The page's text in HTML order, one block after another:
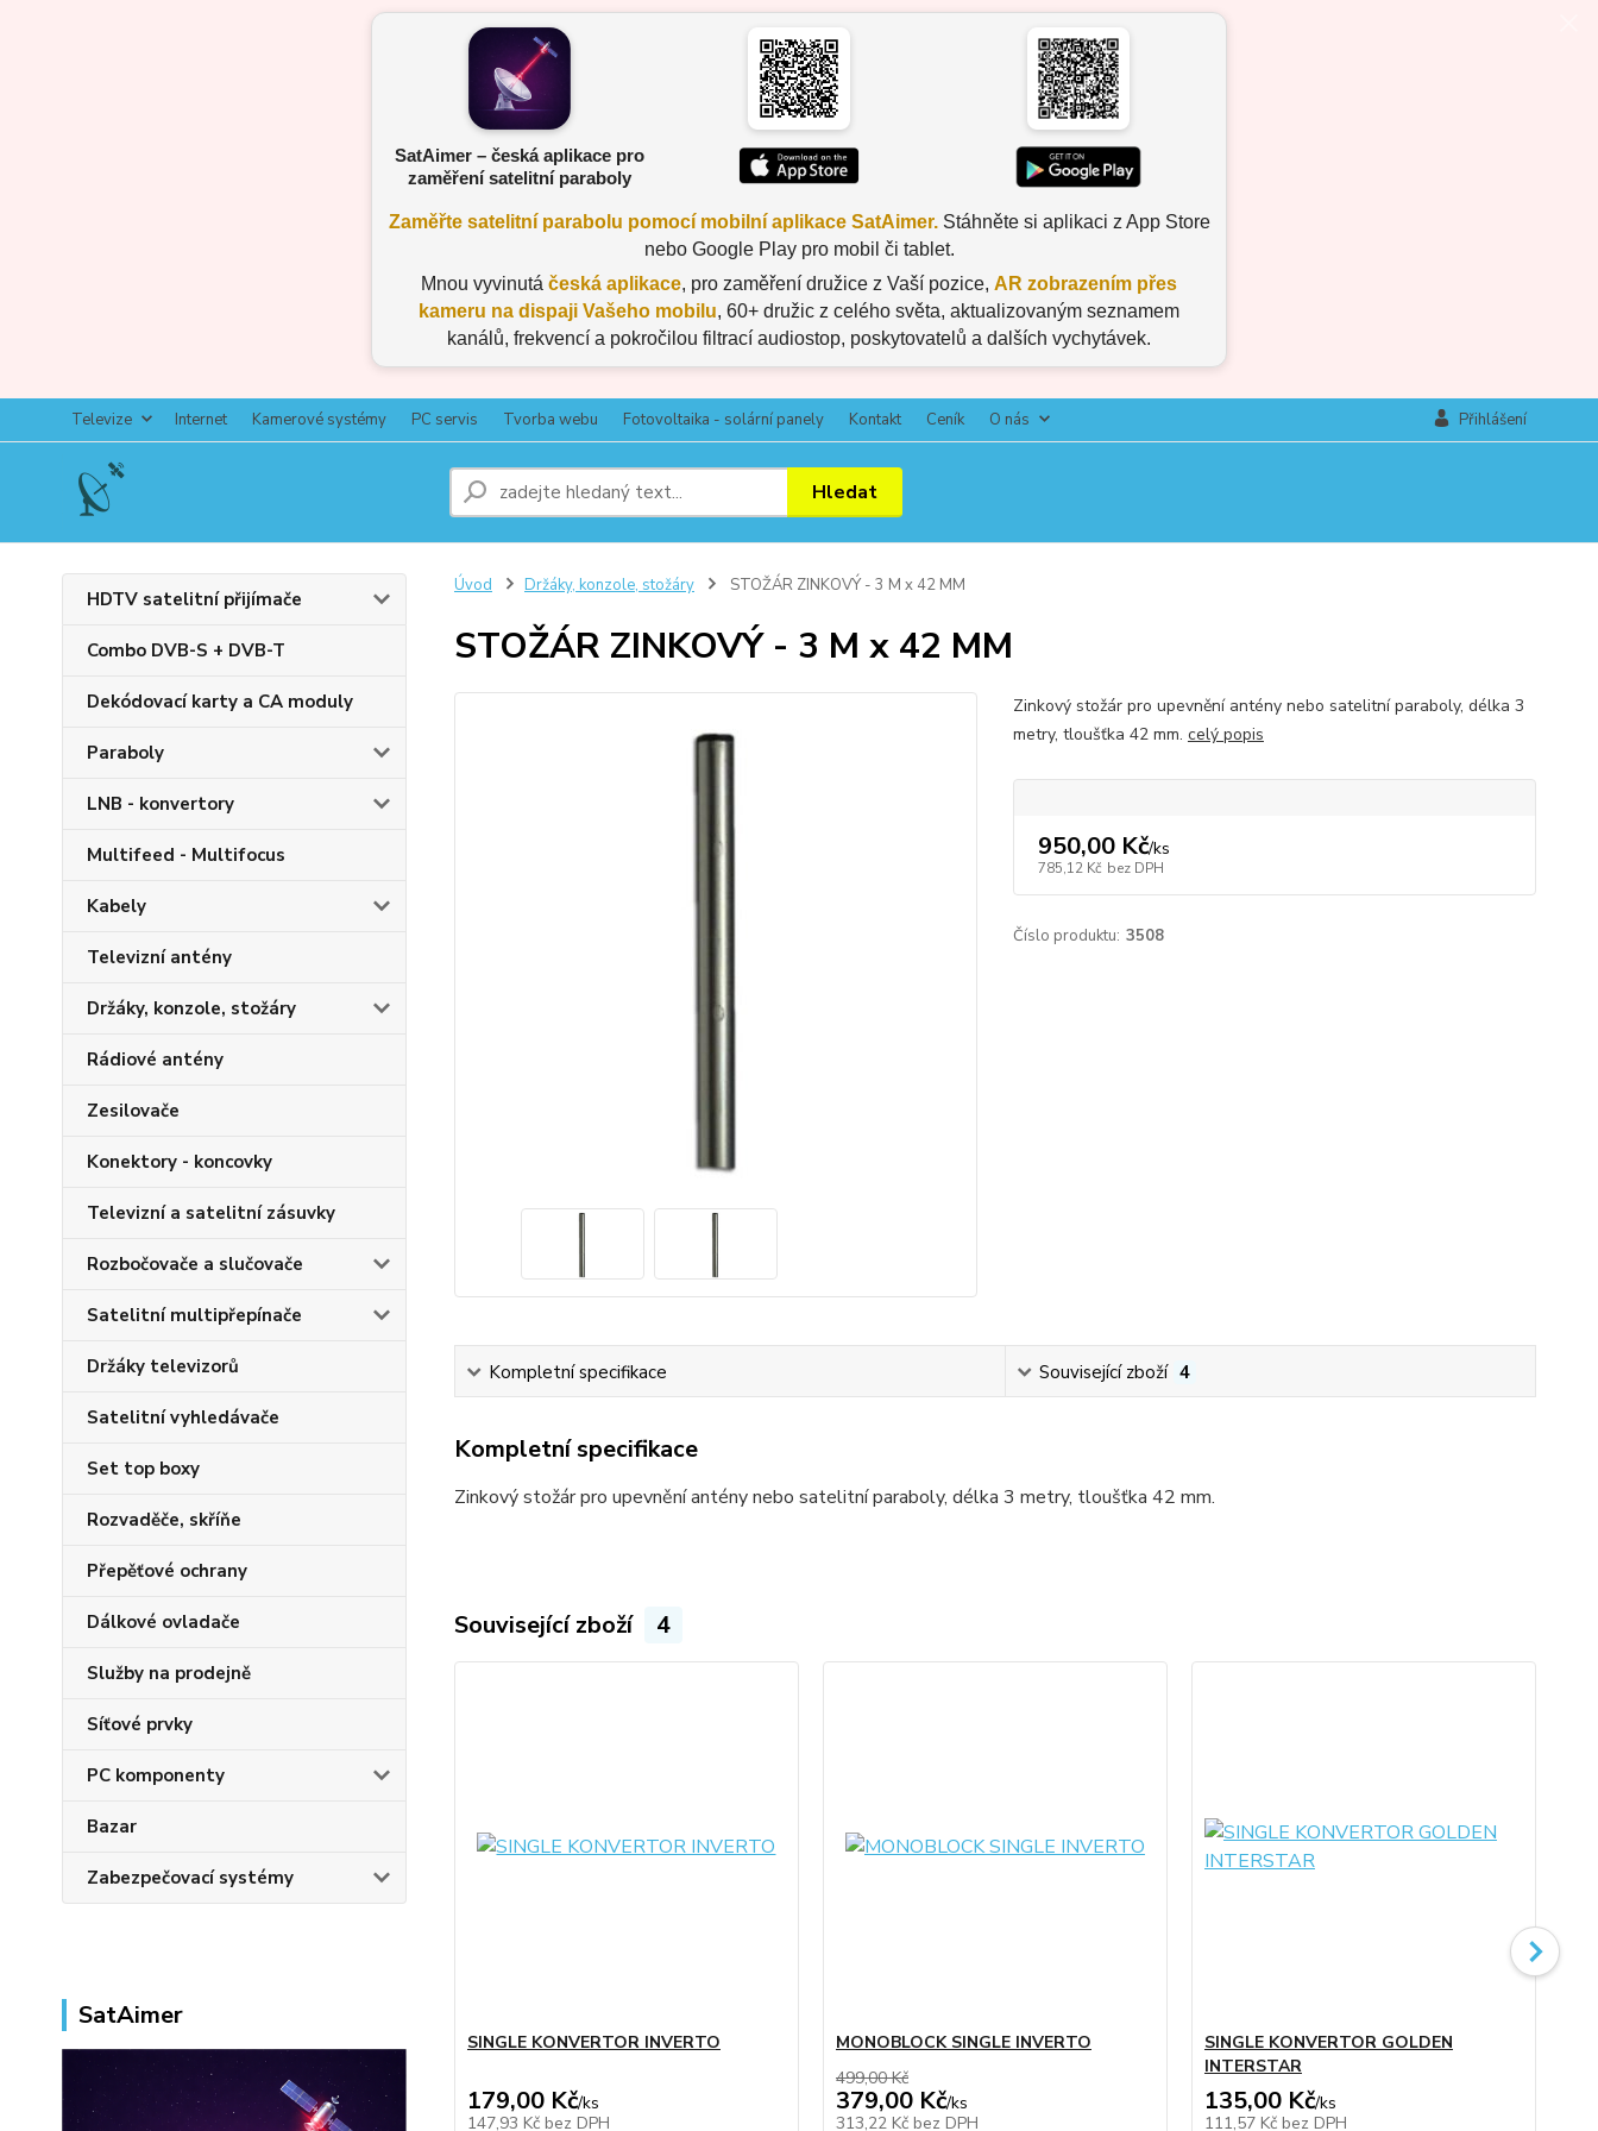
SatAimer – česká aplikace pro
zaměření satelitní paraboly
Zaměřte satelitní parabolu pomocí mobilní aplikace SatAimer.Stáhněte si aplikaci z App Store
nebo Google Play pro mobil či tablet.
Mnou vyvinutá česká aplikace, pro zaměření družice z Vaší pozice, AR zobrazením přes
kameru na dispaji Vašeho mobilu, 60+ družic z celého světa, aktualizovaným seznamem
kanálů, frekvencí a pokročilou filtrací audiostop, poskytovatelů a dalších vychytávek.
Televize Internet Kamerové systémy PC servis Tvorba webu Fotovoltaika - solární panely Kontakt Ceník O nás Přihlášení
Hledat
HDTV satelitní přijímače
Combo DVB-S + DVB-T
Dekódovací karty a CA moduly
Paraboly
LNB - konvertory
Multifeed - Multifocus
Kabely
Televizní antény
Držáky, konzole, stožáry
Rádiové antény
Zesilovače
Konektory - koncovky
Televizní a satelitní zásuvky
Rozbočovače a slučovače
Satelitní multipřepínače
Držáky televizorů
Satelitní vyhledávače
Set top boxy
Rozvaděče, skříňe
Přepěťové ochrany
Dálkové ovladače
Služby na prodejně
Síťové prvky
PC komponenty
Bazar
Zabezpečovací systémy
SatAimer
Úvod Držáky, konzole, stožáry STOŽÁR ZINKOVÝ - 3 M x 42 MM
STOŽÁR ZINKOVÝ - 3 M x 42 MM
Zinkový stožár pro upevnění antény nebo satelitní paraboly, délka 3
metry, tloušťka 42 mm. celý popis
950,00 Kč/ks
785,12 Kč bez DPH
Číslo produktu: 3508
Kompletní specifikace Související zboží 4
Kompletní specifikace
Zinkový stožár pro upevnění antény nebo satelitní paraboly, délka 3 metry, tloušťka 42 mm.
Související zboží 4
SINGLE KONVERTOR INVERTO
179,00 Kč/ks
147,93 Kč bez DPH
MONOBLOCK SINGLE INVERTO
499,00 Kč
379,00 Kč/ks
313,22 Kč bez DPH
SINGLE KONVERTOR GOLDEN
INTERSTAR
135,00 Kč/ks
111,57 Kč bez DPH